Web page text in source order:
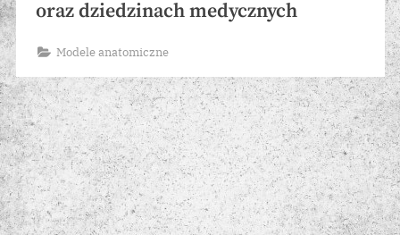
oraz dziedzinach medycznych
Modele anatomiczne